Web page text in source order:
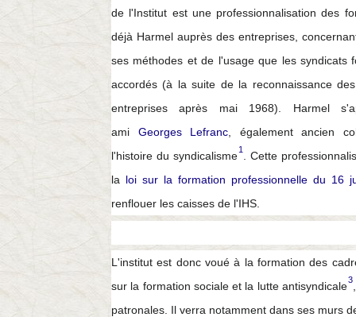
de l'Institut est une professionnalisation des
déjà Harmel auprès des entreprises,
ses méthodes et de l'usage que les syndicats
accordés (à la suite de la reconnaissance
entreprises après
mai 1968). Harmel
ami
Georges Lefranc , également ancien
l'histoire du syndicalisme1
. Cette
la loi sur la formation professionnelle du 16
renflouer les caisses de l'IHS.
L'institut est donc voué à la formation des
sur la formation sociale et la lutte antisyndicale3
patronales. Il verra notamment dans ses murs